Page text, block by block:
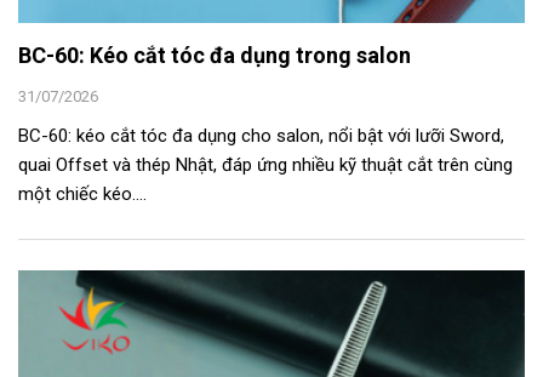
BC-60: Kéo cắt tóc đa dụng trong salon
31/07/2026
BC-60: kéo cắt tóc đa dụng cho salon, nổi bật với lưỡi Sword,
quai Offset và thép Nhật, đáp ứng nhiều kỹ thuật cắt trên cùng
một chiếc kéo....